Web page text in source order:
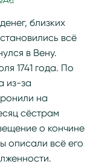
близких
всё
в Вену.
1741 года. По
из-за
на
сёстрам
о кончине
описали всё его